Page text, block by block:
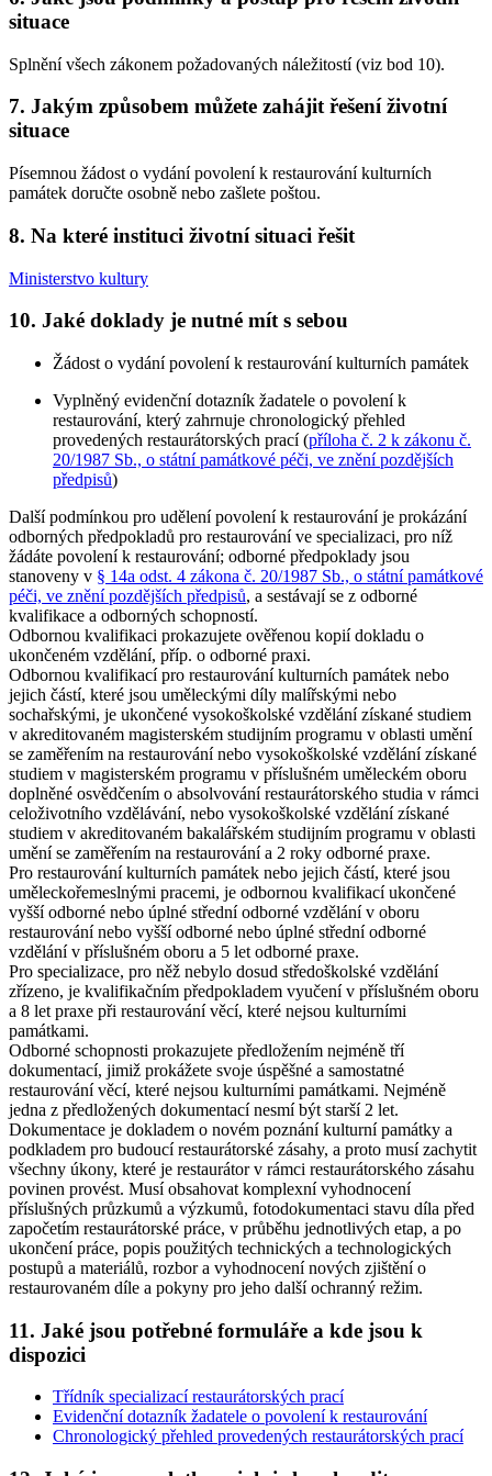
situace
Splnění všech zákonem požadovaných náležitostí (viz bod 10).
7. Jakým způsobem můžete zahájit řešení životní
situace
Písemnou žádost o vydání povolení k restaurování kulturních
památek doručte osobně nebo zašlete poštou.
8. Na které instituci životní situaci řešit
Ministerstvo kultury
10. Jaké doklady je nutné mít s sebou
Žádost o vydání povolení k restaurování kulturních památek
Vyplněný evidenční dotazník žadatele o povolení k
restaurování, který zahrnuje chronologický přehled
provedených restaurátorských prací (příloha č. 2 k zákonu č.
20/1987 Sb., o státní památkové péči, ve znění pozdějších
předpisů)
Další podmínkou pro udělení povolení k restaurování je prokázání
odborných předpokladů pro restaurování ve specializaci, pro níž
žádáte povolení k restaurování; odborné předpoklady jsou
stanoveny v § 14a odst. 4 zákona č. 20/1987 Sb., o státní památkové
péči, ve znění pozdějších předpisů, a sestávají se z odborné
kvalifikace a odborných schopností.
Odbornou kvalifikaci prokazujete ověřenou kopií dokladu o
ukončeném vzdělání, příp. o odborné praxi.
Odbornou kvalifikací pro restaurování kulturních památek nebo
jejich částí, které jsou uměleckými díly malířskými nebo
sochařskými, je ukončené vysokoškolské vzdělání získané studiem
v akreditovaném magisterském studijním programu v oblasti umění
se zaměřením na restaurování nebo vysokoškolské vzdělání získané
studiem v magisterském programu v příslušném uměleckém oboru
doplněné osvědčením o absolvování restaurátorského studia v rámci
celoživotního vzdělávání, nebo vysokoškolské vzdělání získané
studiem v akreditovaném bakalářském studijním programu v oblasti
umění se zaměřením na restaurování a 2 roky odborné praxe.
Pro restaurování kulturních památek nebo jejich částí, které jsou
uměleckořemeslnými pracemi, je odbornou kvalifikací ukončené
vyšší odborné nebo úplné střední odborné vzdělání v oboru
restaurování nebo vyšší odborné nebo úplné střední odborné
vzdělání v příslušném oboru a 5 let odborné praxe.
Pro specializace, pro něž nebylo dosud středoškolské vzdělání
zřízeno, je kvalifikačním předpokladem vyučení v příslušném oboru
a 8 let praxe při restaurování věcí, které nejsou kulturními
památkami.
Odborné schopnosti prokazujete předložením nejméně tří
dokumentací, jimiž prokážete svoje úspěšné a samostatné
restaurování věcí, které nejsou kulturními památkami. Nejméně
jedna z předložených dokumentací nesmí být starší 2 let.
Dokumentace je dokladem o novém poznání kulturní památky a
podkladem pro budoucí restaurátorské zásahy, a proto musí zachytit
všechny úkony, které je restaurátor v rámci restaurátorského zásahu
povinen provést. Musí obsahovat komplexní vyhodnocení
příslušných průzkumů a výzkumů, fotodokumentaci stavu díla před
započetím restaurátorské práce, v průběhu jednotlivých etap, a po
ukončení práce, popis použitých technických a technologických
postupů a materiálů, rozbor a vyhodnocení nových zjištění o
restaurovaném díle a pokyny pro jeho další ochranný režim.
11. Jaké jsou potřebné formuláře a kde jsou k
dispozici
Třídník specializací restaurátorských prací
Evidenční dotazník žadatele o povolení k restaurování
Chronologický přehled provedených restaurátorských prací